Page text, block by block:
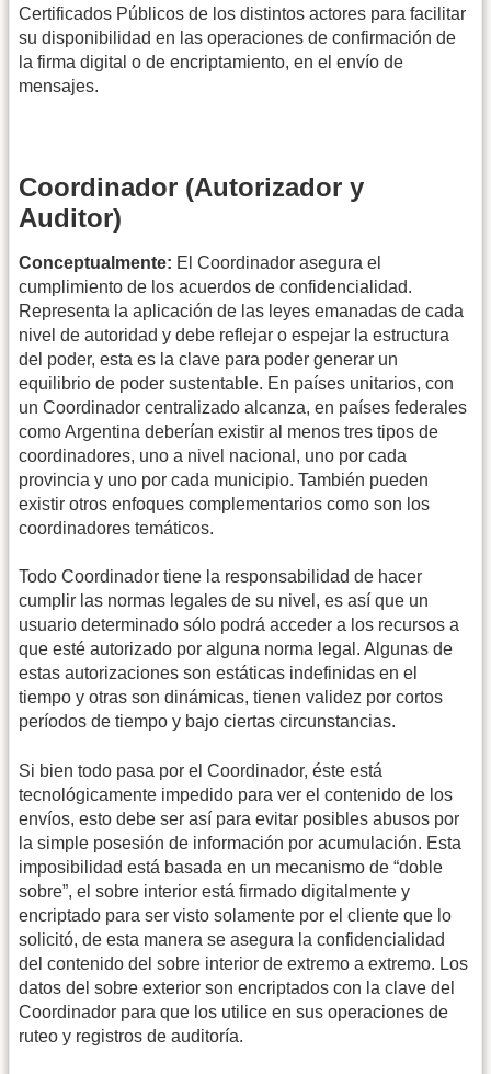
Certificados Públicos de los distintos actores para facilitar
su disponibilidad en las operaciones de confirmación de
la firma digital o de encriptamiento, en el envío de
mensajes.
Coordinador (Autorizador y
Auditor)
Conceptualmente: El Coordinador asegura el
cumplimiento de los acuerdos de confidencialidad.
Representa la aplicación de las leyes emanadas de cada
nivel de autoridad y debe reflejar o espejar la estructura
del poder, esta es la clave para poder generar un
equilibrio de poder sustentable. En países unitarios, con
un Coordinador centralizado alcanza, en países federales
como Argentina deberían existir al menos tres tipos de
coordinadores, uno a nivel nacional, uno por cada
provincia y uno por cada municipio. También pueden
existir otros enfoques complementarios como son los
coordinadores temáticos.
Todo Coordinador tiene la responsabilidad de hacer
cumplir las normas legales de su nivel, es así que un
usuario determinado sólo podrá acceder a los recursos a
que esté autorizado por alguna norma legal. Algunas de
estas autorizaciones son estáticas indefinidas en el
tiempo y otras son dinámicas, tienen validez por cortos
períodos de tiempo y bajo ciertas circunstancias.
Si bien todo pasa por el Coordinador, éste está
tecnológicamente impedido para ver el contenido de los
envíos, esto debe ser así para evitar posibles abusos por
la simple posesión de información por acumulación. Esta
imposibilidad está basada en un mecanismo de “doble
sobre”, el sobre interior está firmado digitalmente y
encriptado para ser visto solamente por el cliente que lo
solicitó, de esta manera se asegura la confidencialidad
del contenido del sobre interior de extremo a extremo. Los
datos del sobre exterior son encriptados con la clave del
Coordinador para que los utilice en sus operaciones de
ruteo y registros de auditoría.